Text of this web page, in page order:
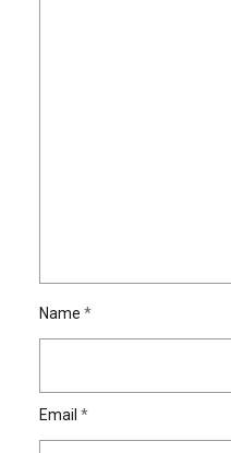
Name *
Email *